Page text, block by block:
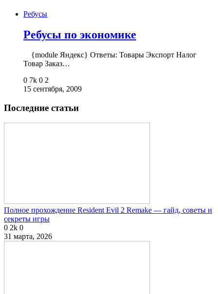
Ребусы
Ребусы по экономике
{module Яндекс} Ответы: Товары Экспорт Налог
Товар Заказ…
0 7k 0 2
15 сентября, 2009
Последние статьи
Полное прохождение Resident Evil 2 Remake — гайд, советы и
секреты игры
0 2k 0
31 марта, 2026